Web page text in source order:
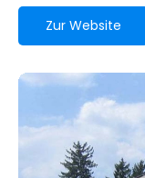
Zur Website